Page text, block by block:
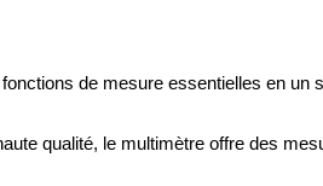
de mesure essentielles en
qualité, le multimètre offre des